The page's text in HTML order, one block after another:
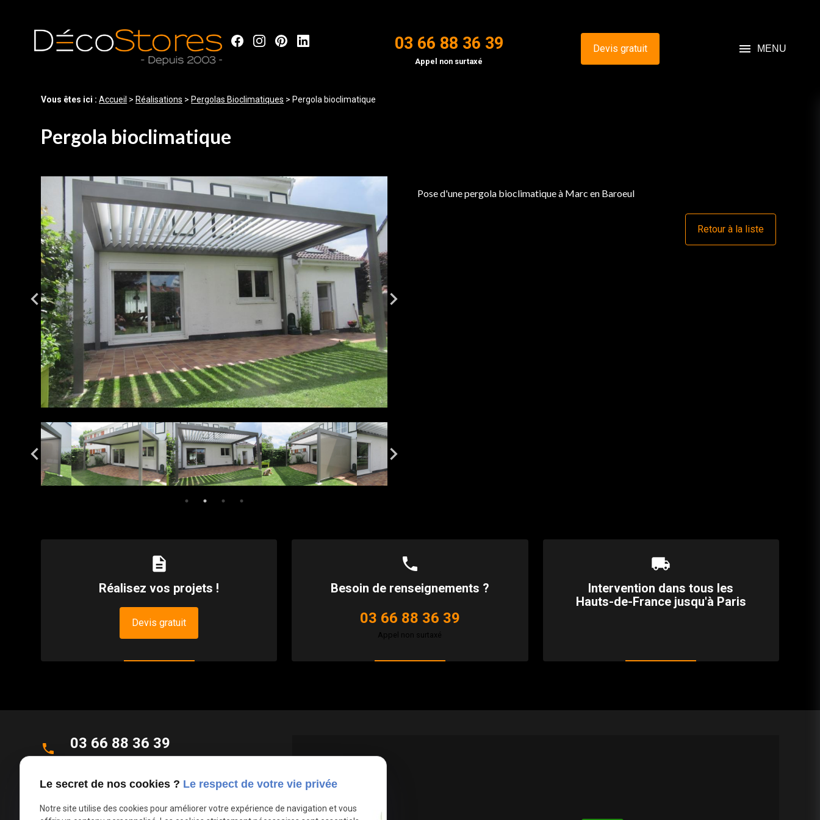
03 66 88 36 39
Appel non surtaxé
Devis gratuit menu MENU
Vous êtes ici :Accueil > Réalisations > Pergolas Bioclimatiques > Pergola bioclimatique
Pergola bioclimatique
Pose d'une pergola bioclimatique à Marc en Baroeul
Retour à la liste
description
Réalisez vos projets !
Devis gratuit
phone
Besoin de renseignements ?
03 66 88 36 39
Appel non surtaxé
local_shipping
Intervention dans tous les
Hauts-de-France jusqu'à Paris
phone 03 66 88 36 39
Appel non surtaxé
place
Allée des Roseaux
Le secret de nos cookies ? Le respect de votre vie privée
Notre site utilise des cookies pour améliorer votre expérience de navigation et vous